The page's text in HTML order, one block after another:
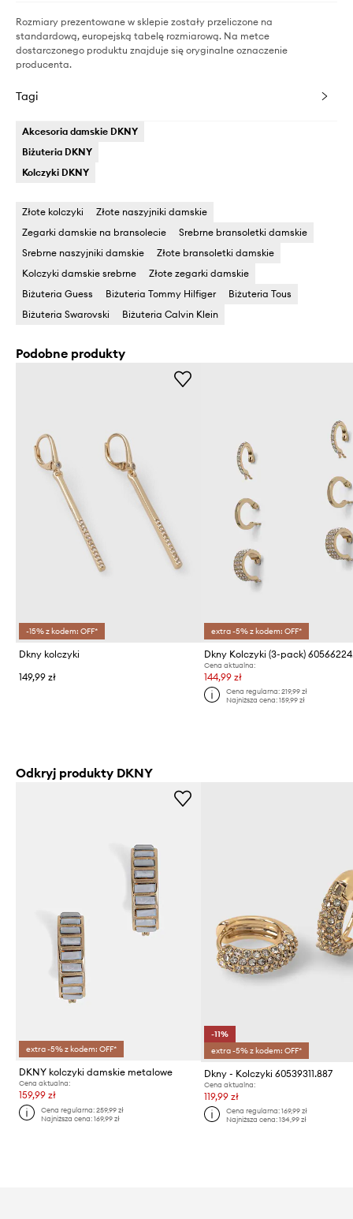
Rozmiary prezentowane w sklepie zostały przeliczone na
standardową, europejską tabelę rozmiarową. Na metce
dostarczonego produktu znajduje się oryginalne oznaczenie
producenta.
Tagi
Akcesoria damskie DKNY
Biżuteria DKNY
Kolczyki DKNY
Złote kolczyki
Złote naszyjniki damskie
Zegarki damskie na bransolecie
Srebrne bransoletki damskie
Srebrne naszyjniki damskie
Złote bransoletki damskie
Kolczyki damskie srebrne
Złote zegarki damskie
Biżuteria Guess
Biżuteria Tommy Hilfiger
Biżuteria Tous
Biżuteria Swarovski
Biżuteria Calvin Klein
Podobne produkty
-15% z kodem: OFF*
Dkny kolczyki
149,99 zł
extra -5% z kodem: OFF*
Dkny Kolczyki (3-pack)
Cena aktualna:
144,99 zł
Cena regularna: 219,99 zł
Najniższa cena: 159,99 zł
Odkryj produkty DKNY
extra -5% z kodem: OFF*
DKNY kolczyki damskie metalowe
Cena aktualna:
159,99 zł
Cena regularna:259,99 zł
Najniższa cena:169,99 zł
-11%
extra -5% z kodem: OFF*
Dkny - Kolczyki 60539311.887
Cena aktualna:
119,99 zł
Cena regularna: 169,99 zł
Najniższa cena: 134,99 zł